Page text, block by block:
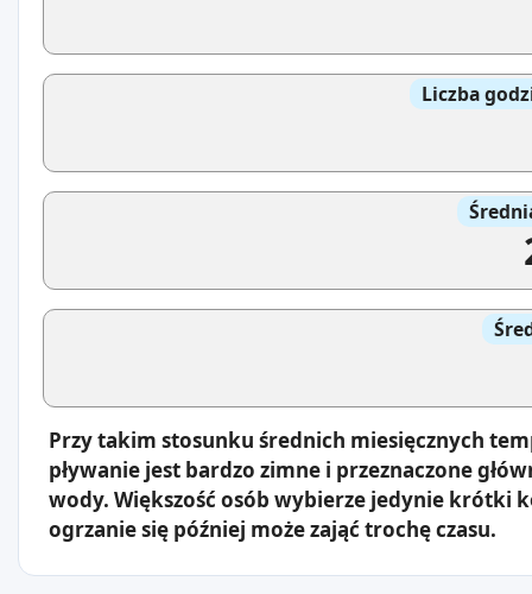
Liczba
Przy takim stosunku średnich miesięcznych
pływanie jest bardzo zimne i przeznaczone
wody. Większość osób wybierze jedynie krótki
ogrzanie się później może zająć trochę czasu.